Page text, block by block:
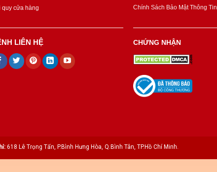
quy cửa hàng Chính Sách Bảo Mật Thông Tin
LIÊN HỆ CHỨNG NHẬN
618 Lê Trọng Tấn, P.Bình Hưng Hòa, Q.Bình Tân, TP.Hồ Chí Minh.